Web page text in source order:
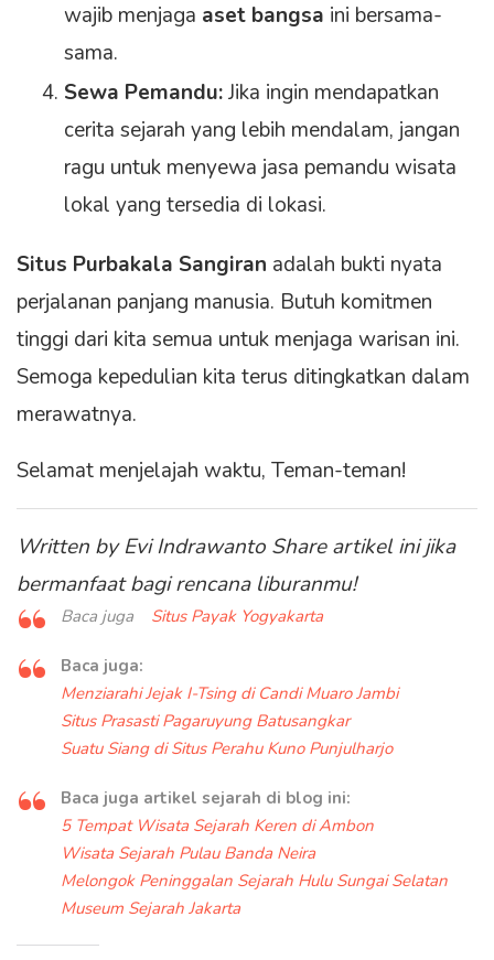
wajib menjaga aset bangsa ini bersama-
sama.
Sewa Pemandu:Jika ingin mendapatkan
cerita sejarah yang lebih mendalam, jangan
ragu untuk menyewa jasa pemandu wisata
lokal yang tersedia di lokasi.
Situs Purbakala Sangiran adalah bukti nyata
perjalanan panjang manusia. Butuh komitmen
tinggi dari kita semua untuk menjaga warisan ini.
Semoga kepedulian kita terus ditingkatkan dalam
merawatnya.
Selamat menjelajah waktu, Teman-teman!
Written by Evi Indrawanto Share artikel ini jika
bermanfaat bagi rencana liburanmu!
Baca juga Situs Payak Yogyakarta
Baca juga:
Menziarahi Jejak I-Tsing di Candi Muaro Jambi
Situs Prasasti Pagaruyung Batusangkar
Suatu Siang di Situs Perahu Kuno Punjulharjo
Baca juga artikel sejarah di blog ini:
5 Tempat Wisata Sejarah Keren di Ambon
Wisata Sejarah Pulau Banda Neira
Melongok Peninggalan Sejarah Hulu Sungai Selatan
Museum Sejarah Jakarta